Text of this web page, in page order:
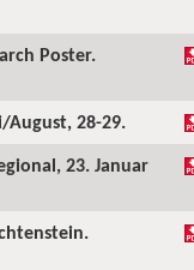
Poster.
August, 28-29.
23. Januar